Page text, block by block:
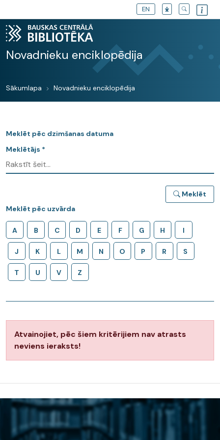
EN
Novadnieku enciklopēdija
Sākumlapa Novadnieku enciklopēdija
Meklēt pēc dzimšanas datuma
Meklētājs *
Meklēt
Meklēt pēc uzvārda
A B C D E F G H I
J K L M N O P R S
T U V Z
Atvainojiet, pēc šiem kritērijiem nav atrasts
neviens ieraksts!